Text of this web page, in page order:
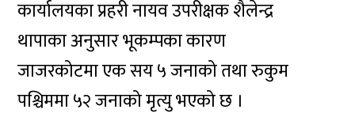
कार्यालयका प्रहरी नायव उपरीक्षक शैलेन्द्र
थापाका अनुसार भूकम्पका कारण
जाजरकोटमा एक सय ५ जनाको तथा रुकुम
पश्चिममा ५२ जनाको मृत्यु भएको छ ।